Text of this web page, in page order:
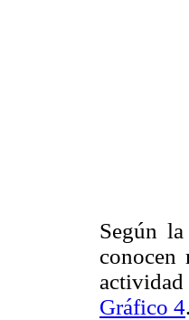
Según
conocen
Gráfico 4.